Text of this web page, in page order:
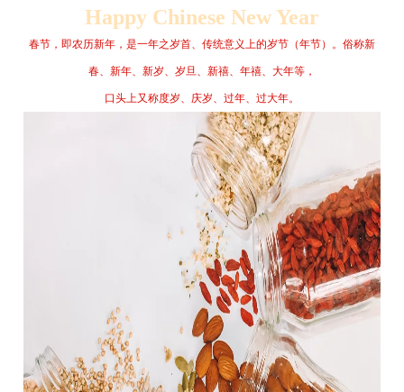
案例展示
新闻资讯
在线招聘
联系我们
Happy Chinese New Year
春节，即农历新年，是一年之岁首、传统意义上的岁节（年节）。俗称新
春、新年、新岁、岁旦、新禧、年禧、大年等，
口头上又称度岁、庆岁、过年、过大年。